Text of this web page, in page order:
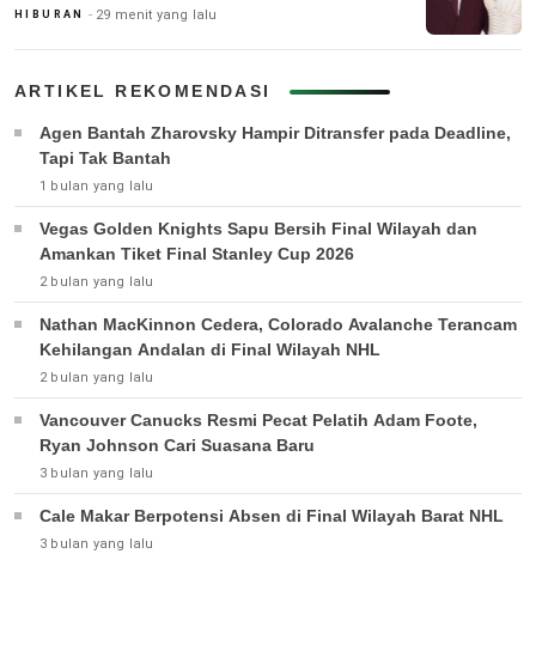
HIBURAN 29 menit yang lalu
ARTIKEL REKOMENDASI
Agen Bantah Zharovsky Hampir Ditransfer pada Deadline,
Tapi Tak Bantah
1 bulan yang lalu
Vegas Golden Knights Sapu Bersih Final Wilayah dan
Amankan Tiket Final Stanley Cup 2026
2 bulan yang lalu
Nathan MacKinnon Cedera, Colorado Avalanche Terancam
Kehilangan Andalan di Final Wilayah NHL
2 bulan yang lalu
Vancouver Canucks Resmi Pecat Pelatih Adam Foote,
Ryan Johnson Cari Suasana Baru
3 bulan yang lalu
Cale Makar Berpotensi Absen di Final Wilayah Barat NHL
3 bulan yang lalu